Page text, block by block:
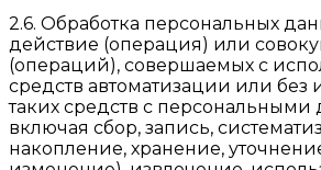
2.6. Обработка персональных
действие (операция) или
(операций), совершаемых с
средств автоматизации или без
таких средств с
включая сбор, запись,
накопление, хранение,